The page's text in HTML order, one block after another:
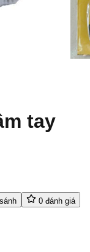
tay
0 đánh giá